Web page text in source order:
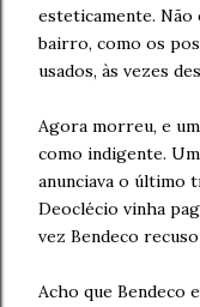
esteticamente. Não
bairro, como os
usados, às vezes
Agora morreu, e
como indigente.
anunciava o último
Deoclécio vinha
vez Bendeco
Acho que Bendeco